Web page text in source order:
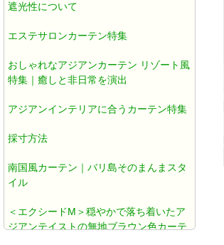
色ダマスク柄《ジャカルタM》
アジアン カーテン おしゃれ 遮光1
T》
遮光性について
エステサロンカーテン特集
おしゃれなアジアンカーテン リゾート風
特集｜癒しと非日常を演出
アジアンインテリアに合うカーテン特集
採寸方法
南国風カーテン｜バリ島そのまんまスタ
イル
＜エクシードM＞穏やかで落ち着いたア
ジアンテイストの無地ブラウン色カーテ